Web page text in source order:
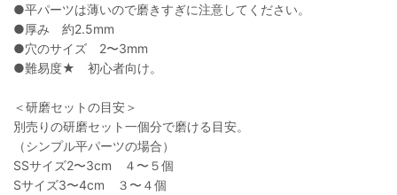
●平パーツは薄いので磨きすぎに注意してください。
●厚み 約2.5mm
●穴のサイズ 2〜3mm
●難易度★ 初心者向け。
＜研磨セットの目安＞
別売りの研磨セット一個分で磨ける目安。
（シンプル平パーツの場合）
SSサイズ2〜3cm ４〜５個
Sサイズ3〜4cm ３〜４個